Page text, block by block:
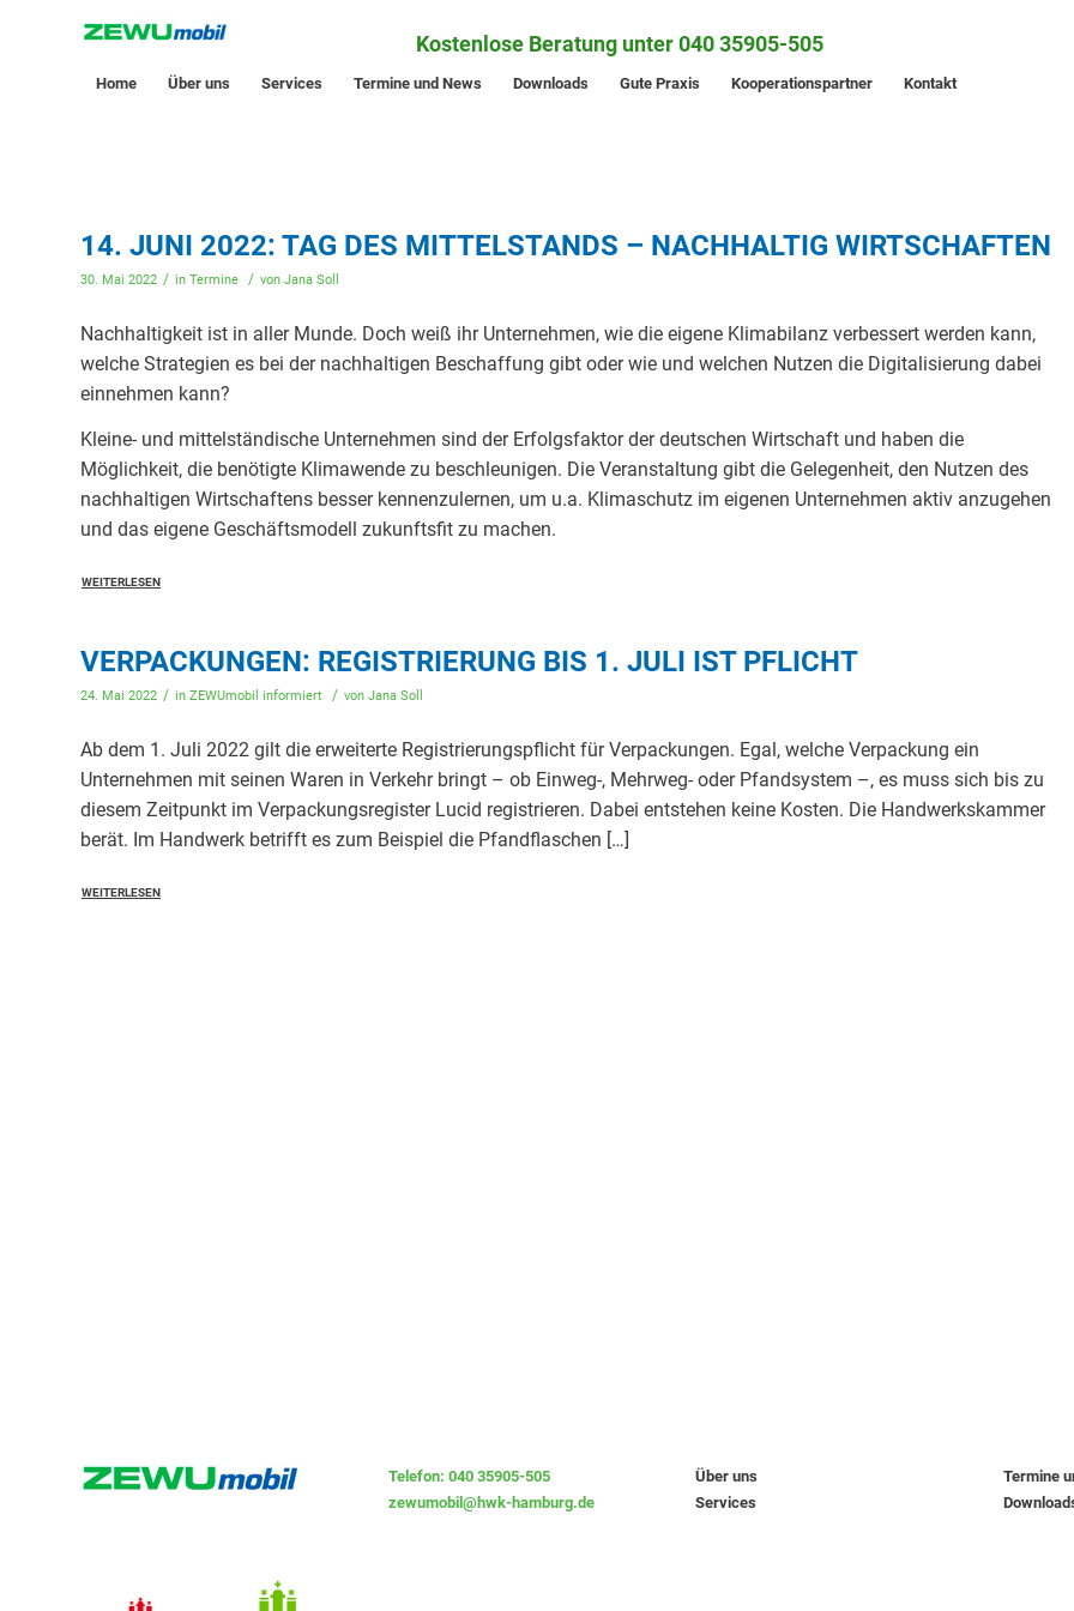
Kostenlose Beratung unter 040 35905-505
Home Über uns Services Termine und News Downloads Gute Praxis Kooperationspartner Kontakt
14. JUNI 2022: TAG DES MITTELSTANDS – NACHHALTIG WIRTSCHAFTEN
30. Mai 2022 / in Termine / von Jana Soll
Nachhaltigkeit ist in aller Munde. Doch weiß ihr Unternehmen, wie die eigene Klimabilanz verbessert werden kann,
welche Strategien es bei der nachhaltigen Beschaffung gibt oder wie und welchen Nutzen die Digitalisierung dabei
einnehmen kann?
Kleine- und mittelständische Unternehmen sind der Erfolgsfaktor der deutschen Wirtschaft und haben die
Möglichkeit, die benötigte Klimawende zu beschleunigen. Die Veranstaltung gibt die Gelegenheit, den Nutzen des
nachhaltigen Wirtschaftens besser kennenzulernen, um u.a. Klimaschutz im eigenen Unternehmen aktiv anzugehen
und das eigene Geschäftsmodell zukunftsfit zu machen.
WEITERLESEN
VERPACKUNGEN: REGISTRIERUNG BIS 1. JULI IST PFLICHT
24. Mai 2022 / in ZEWUmobil informiert / von Jana Soll
Ab dem 1. Juli 2022 gilt die erweiterte Registrierungspflicht für Verpackungen. Egal, welche Verpackung ein
Unternehmen mit seinen Waren in Verkehr bringt – ob Einweg-, Mehrweg- oder Pfandsystem –, es muss sich bis zu
diesem Zeitpunkt im Verpackungsregister Lucid registrieren. Dabei entstehen keine Kosten. Die Handwerkskammer
berät. Im Handwerk betrifft es zum Beispiel die Pfandflaschen […]
WEITERLESEN
Telefon: 040 35905-505
zewumobil@hwk-hamburg.de
Über uns
Services
Termine